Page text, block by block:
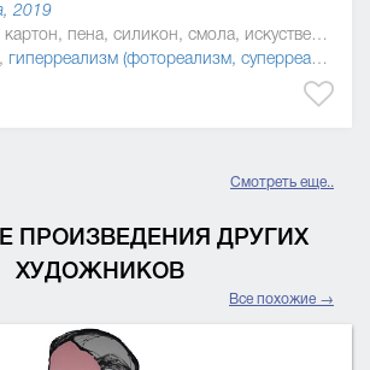
2019
70 x 63 x 60 см, картон, пена, силикон, смола, искуственные волосы
гиперреализм (фотореализм, суперреализм)
Смотреть еще..
ПРОИЗВЕДЕНИЯ ДРУГИХ
ХУДОЖНИКОВ
Все похожие →